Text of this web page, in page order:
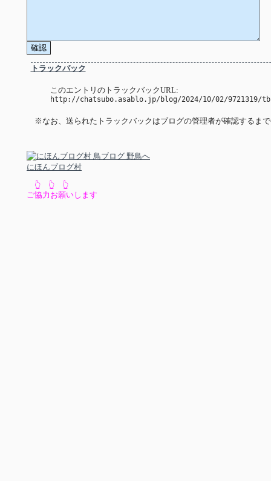
トラックバック
このエントリのトラックバックURL:
http://chatsubo.asablo.jp/blog/2024/10/02/9721319/tb
※なお、送られたトラックバックはブログの管理者が確認するま
にほんブログ村
👆 👆 👆
ご協力お願いします